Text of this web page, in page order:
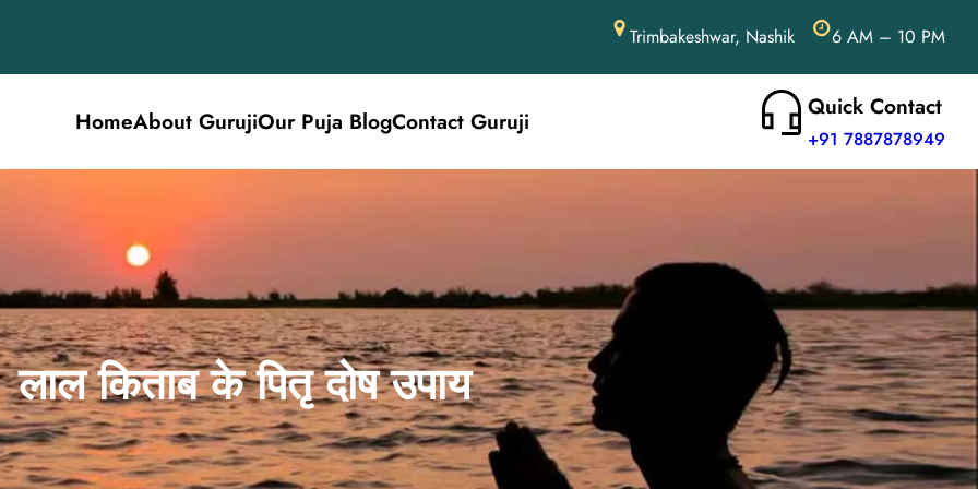
Trimbakeshwar, Nashik 6 AM – 10 PM
HomeAbout GurujiOur Puja BlogContact Guruji Quick Contact
+91 7887878949
लाल किताब के पितृ दोष उपाय